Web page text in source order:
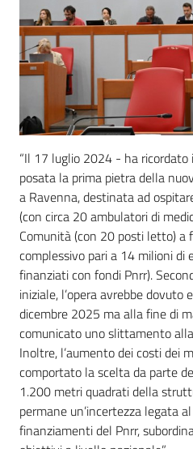
“Il 17 luglio 2024 - ha
posata la prima pietra della
a Ravenna, destinata ad
(con circa 20 ambulatori di
Comunità (con 20 posti letto)
complessivo pari a 14 milioni di
finanziati con fondi Pnrr).
iniziale, l’opera avrebbe
dicembre 2025 ma alla fine di
comunicato uno slittamento
Inoltre, l’aumento dei costi dei
comportato la scelta da parte
1.200 metri quadrati della
permane un’incertezza legata
finanziamenti del Pnrr,